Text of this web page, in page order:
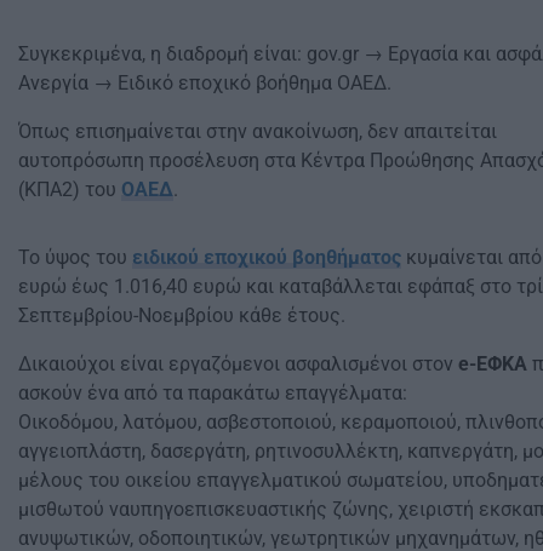
Συγκεκριμένα, η διαδρομή είναι: gov.gr → Εργασία και
Ανεργία → Ειδικό εποχικό βοήθημα ΟΑΕΔ.
Όπως επισημαίνεται στην ανακοίνωση, δεν απαιτείται
αυτοπρόσωπη προσέλευση στα Κέντρα Προώθησης
(ΚΠΑ2) του ΟΑΕΔ.
Το ύψος του ειδικού εποχικού βοηθήματος κυμαίνεται
ευρώ έως 1.016,40 ευρώ και καταβάλλεται εφάπαξ στο
Σεπτεμβρίου-Νοεμβρίου κάθε έτους.
Δικαιούχοι είναι εργαζόμενοι ασφαλισμένοι στον e-ΕΦΚΑ
ασκούν ένα από τα παρακάτω επαγγέλματα:
Oικοδόμου, λατόμου, ασβεστοποιού, κεραμοποιού,
αγγειοπλάστη, δασεργάτη, ρητινοσυλλέκτη, καπνεργάτη,
μέλους του οικείου επαγγελματικού σωματείου,
μισθωτού ναυπηγοεπισκευαστικής ζώνης, χειριστή
ανυψωτικών, οδοποιητικών, γεωτρητικών μηχανημάτων,